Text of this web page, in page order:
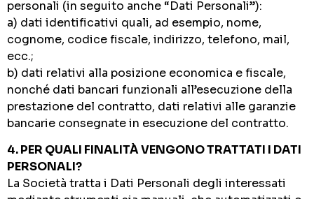
personali (in seguito anche “Dati Personali”):
a) dati identificativi quali, ad esempio, nome,
cognome, codice fiscale, indirizzo, telefono, mail,
ecc.;
b) dati relativi alla posizione economica e fiscale,
nonché dati bancari funzionali all’esecuzione della
prestazione del contratto, dati relativi alle garanzie
bancarie consegnate in esecuzione del contratto.
4. PER QUALI FINALITÀ VENGONO TRATTATI I DATI
PERSONALI?
La Società tratta i Dati Personali degli interessati